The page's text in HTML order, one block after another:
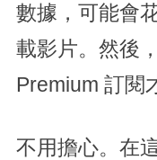
數據，可能會
載影片。然後
Premium 訂閱
不用擔心。在